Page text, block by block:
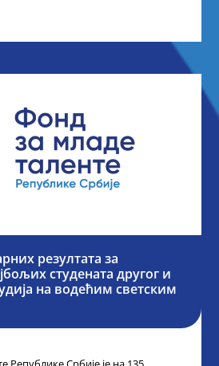
резултата за
студената другог и
на водећим светским